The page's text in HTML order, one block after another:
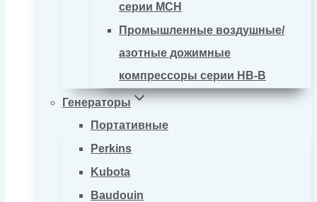
серии MCH
Промышленные воздушные/
азотные дожимные
компрессоры серии HB-B
Генераторы
Портативные
Perkins
Kubota
Baudouin